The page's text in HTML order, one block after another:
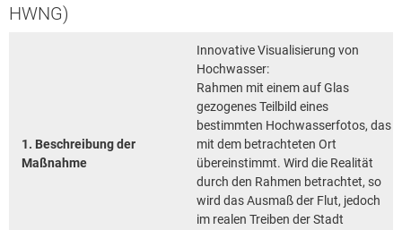
HWNG)
1. Beschreibung der
Maßnahme
Innovative Visualisierung von
Hochwasser:
Rahmen mit einem auf Glas
gezogenes Teilbild eines
bestimmten Hochwasserfotos, das
mit dem betrachteten Ort
übereinstimmt. Wird die Realität
durch den Rahmen betrachtet, so
wird das Ausmaß der Flut, jedoch
im realen Treiben der Stadt